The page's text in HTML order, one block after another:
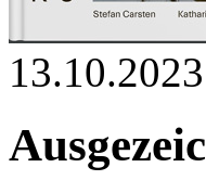
13.10.2023